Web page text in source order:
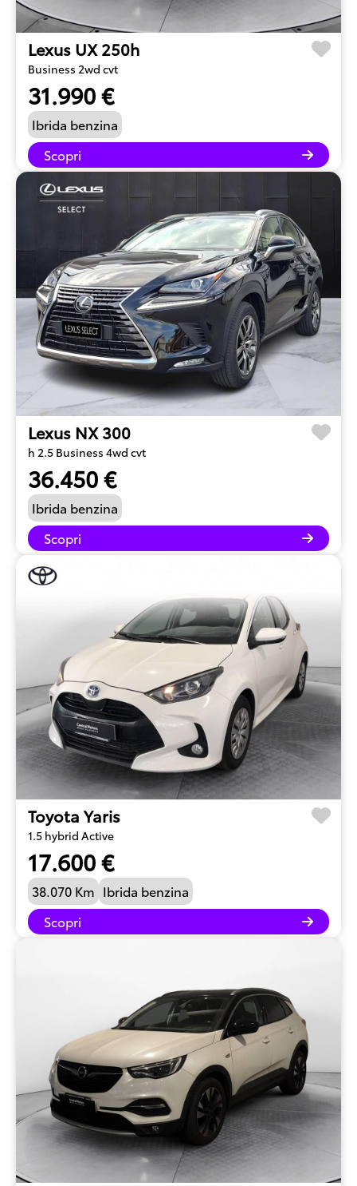
Lexus UX 250h
Business 2wd cvt
31.990 €
Ibrida benzina
Scopri
Lexus NX 300
h 2.5 Business 4wd cvt
36.450 €
Ibrida benzina
Scopri
Toyota Yaris
1.5 hybrid Active
17.600 €
38.070 Km Ibrida benzina
Scopri